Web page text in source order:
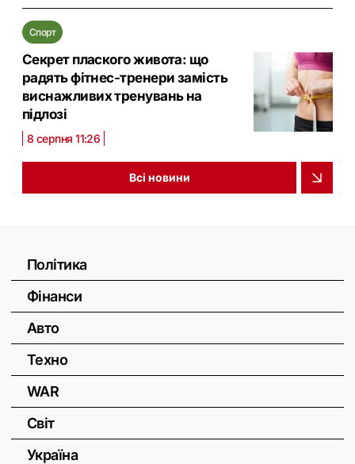
Спорт
Секрет плаского живота: що
радять фітнес-тренери замість
виснажливих тренувань на
підлозі
8 серпня 11:26
Всі новини
Політика
Фінанси
Авто
Техно
WAR
Світ
Україна